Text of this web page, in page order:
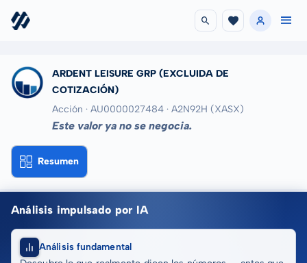
ARDENT LEISURE GRP (EXCLUIDA DE
COTIZACIÓN)
Acción · AU0000027484 · A2N92H (XASX)
Este valor ya no se negocia.
Resumen
Análisis impulsado por IA
Análisis fundamental